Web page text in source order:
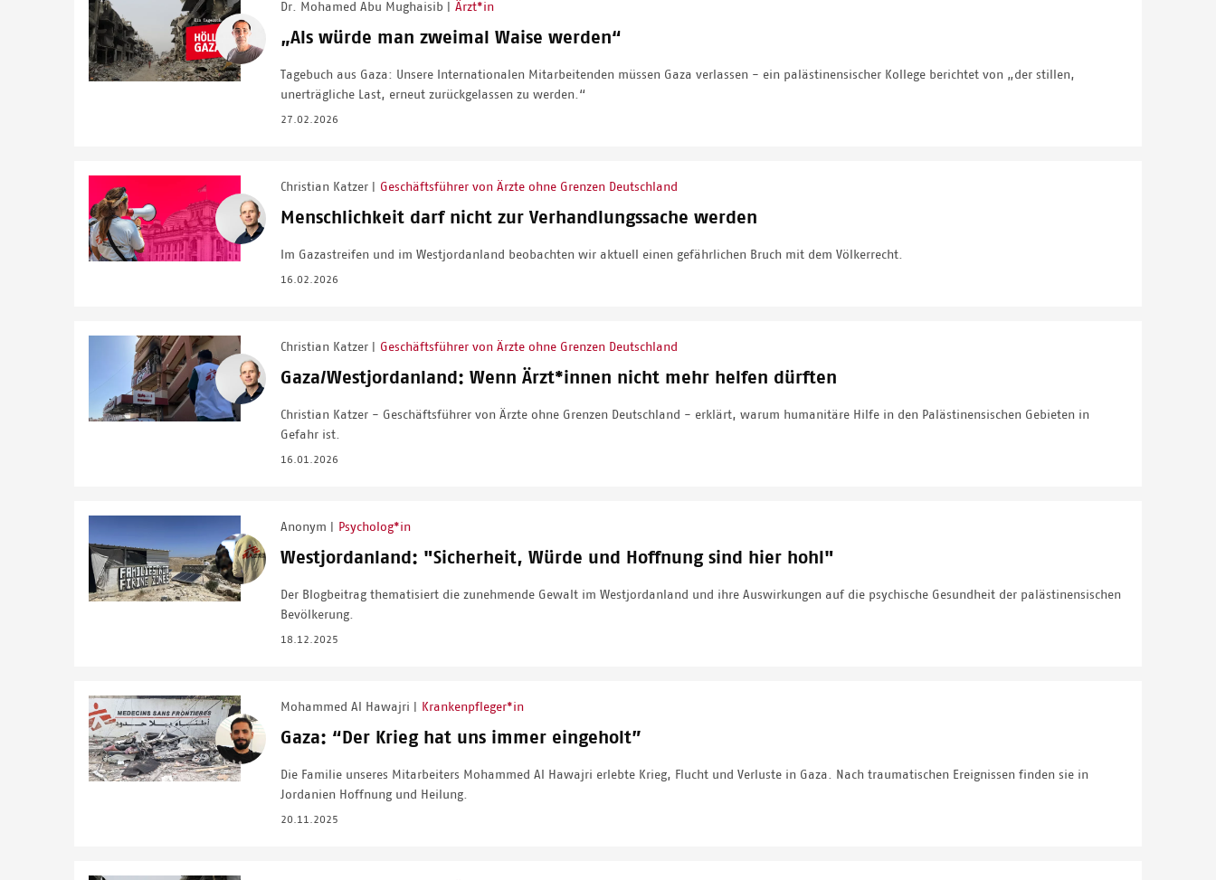
Image
Dr. Mohamed Abu Mughaisib Ärzt*in
„Als würde man zweimal Waise werden“
Tagebuch aus Gaza: Unsere Internationalen Mitarbeitenden müssen Gaza verlassen - ein palästinensischer Kollege berichtet von „der stillen,
unerträgliche Last, erneut zurückgelassen zu werden.“
27.02.2026
Image
Christian Katzer Geschäftsführer von Ärzte ohne Grenzen Deutschland
Menschlichkeit darf nicht zur Verhandlungssache werden
Im Gazastreifen und im Westjordanland beobachten wir aktuell einen gefährlichen Bruch mit dem Völkerrecht.
16.02.2026
Image
Christian Katzer Geschäftsführer von Ärzte ohne Grenzen Deutschland
Gaza/Westjordanland: Wenn Ärzt*innen nicht mehr helfen dürften
Christian Katzer - Geschäftsführer von Ärzte ohne Grenzen Deutschland - erklärt, warum humanitäre Hilfe in den Palästinensischen Gebieten in
Gefahr ist.
16.01.2026
Image
Anonym Psycholog*in
Westjordanland: "Sicherheit, Würde und Hoffnung sind hier hohl"
Der Blogbeitrag thematisiert die zunehmende Gewalt im Westjordanland und ihre Auswirkungen auf die psychische Gesundheit der palästinensischen
Bevölkerung.
18.12.2025
Image
Mohammed Al Hawajri Krankenpfleger*in
Gaza: “Der Krieg hat uns immer eingeholt”
Die Familie unseres Mitarbeiters Mohammed Al Hawajri erlebte Krieg, Flucht und Verluste in Gaza. Nach traumatischen Ereignissen finden sie in
Jordanien Hoffnung und Heilung.
20.11.2025